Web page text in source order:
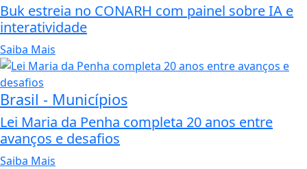
Buk estreia no CONARH com painel sobre IA e
interatividade
Saiba Mais
Brasil - Municípios
Lei Maria da Penha completa 20 anos entre
avanços e desafios
Saiba Mais